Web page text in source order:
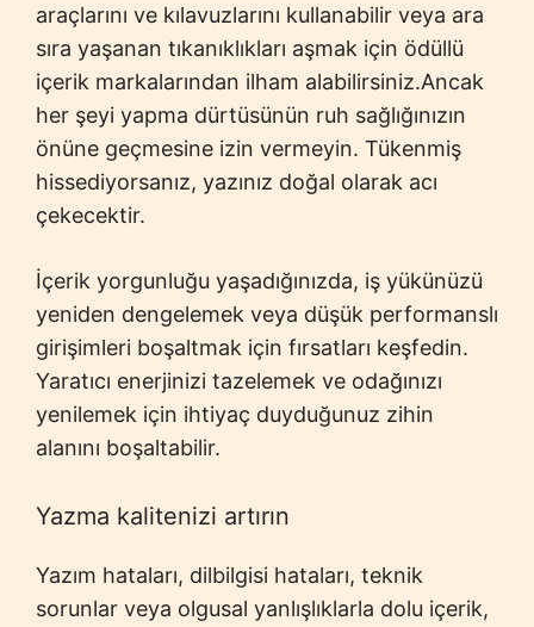
araçlarını ve kılavuzlarını kullanabilir veya ara
sıra yaşanan tıkanıklıkları aşmak için ödüllü
içerik markalarından ilham alabilirsiniz.Ancak
her şeyi yapma dürtüsünün ruh sağlığınızın
önüne geçmesine izin vermeyin. Tükenmiş
hissediyorsanız, yazınız doğal olarak acı
çekecektir.
İçerik yorgunluğu yaşadığınızda, iş yükünüzü
yeniden dengelemek veya düşük performanslı
girişimleri boşaltmak için fırsatları keşfedin.
Yaratıcı enerjinizi tazelemek ve odağınızı
yenilemek için ihtiyaç duyduğunuz zihin
alanını boşaltabilir.
Yazma kalitenizi artırın
Yazım hataları, dilbilgisi hataları, teknik
sorunlar veya olgusal yanlışlıklarla dolu içerik,